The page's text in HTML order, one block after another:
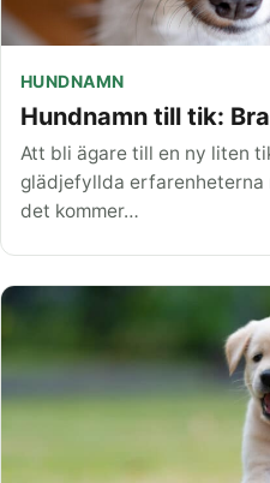
HUNDNAMN
Hundnamn till tik:
Att bli ägare till en ny liten
glädjefyllda erfarenheterna
det kommer…